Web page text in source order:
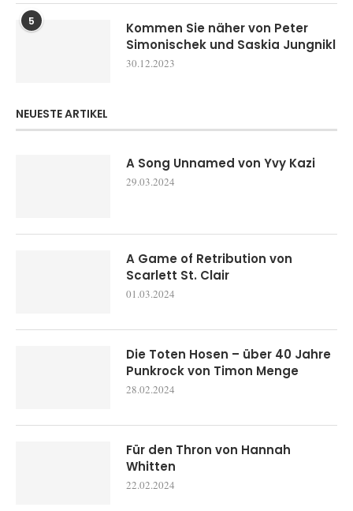
5
Kommen Sie näher von Peter
Simonischek und Saskia Jungnikl
30.12.2023
NEUESTE ARTIKEL
A Song Unnamed von Yvy Kazi
29.03.2024
A Game of Retribution von
Scarlett St. Clair
01.03.2024
Die Toten Hosen – über 40 Jahre
Punkrock von Timon Menge
28.02.2024
Für den Thron von Hannah
Whitten
22.02.2024